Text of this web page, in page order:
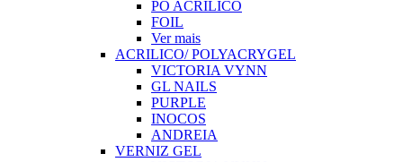
PÓ ACRILICO
FOIL
Ver mais
ACRILICO/ POLYACRYGEL
VICTORIA VYNN
GL NAILS
PURPLE
INOCOS
ANDREIA
VERNIZ GEL